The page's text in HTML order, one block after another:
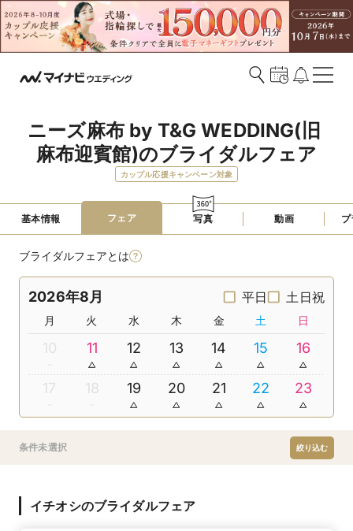
ニーズ麻布 by T&G WEDDING(旧
麻布迎賓館)のブライダルフェア
カップル応援キャンペーン対象
基本情報 フェア 写真 動画
ブライダルフェアとは
2026年8月 平日 土日祝
月 火 水 木 金 土 日
10 11 12 13 14 15 16
17 18 19 20 21 22 23
条件未選択 絞り込む
イチオシのブライダルフェア